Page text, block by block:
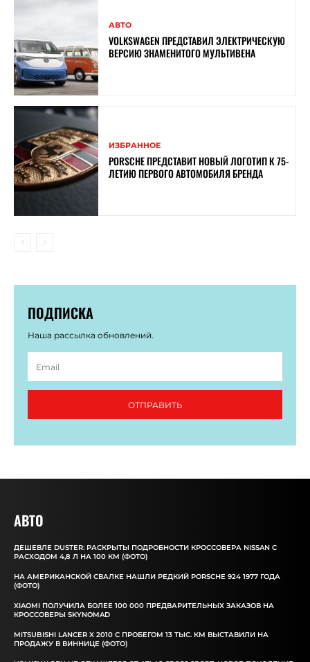
АВТО
VOLKSWAGEN ПРЕДСТАВИЛ ЭЛЕКТРИЧЕСКУЮ
ВЕРСИЮ ЗНАМЕНИТОГО МУЛЬТИВЕНА
ИЗБРАННОЕ
PORSCHE ПРЕДСТАВИТ НОВЫЙ ЛОГОТИП К 75-
ЛЕТИЮ ПЕРВОГО АВТОМОБИЛЯ БРЕНДА
ПОДПИСКА
Наша рассылка обновлений.
ОТПРАВИТЬ
АВТО
ДЕШЕВЛЕ DUSTER: РАСКРЫТЫ ПОДРОБНОСТИ КРОССОВЕРА NISSAN С
РАСХОДОМ 4,8 Л НА 100 КМ (ФОТО)
НА АМЕРИКАНСКОЙ СВАЛКЕ НАШЛИ РЕДКИЙ PORSCHE 924 1977 ГОДА
(ФОТО)
XIAOMI ПОЛУЧИЛА БОЛЕЕ 100 000 ПРЕДВАРИТЕЛЬНЫХ ЗАКАЗОВ НА
КРОССОВЕРЫ SKYNOMAD
MITSUBISHI LANCER X 2010 С ПРОБЕГОМ 13 ТЫС. КМ ВЫСТАВИЛИ НА
ПРОДАЖУ В ВИННИЦЕ (ФОТО)